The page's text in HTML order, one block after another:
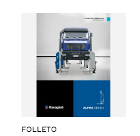
FOLLETO